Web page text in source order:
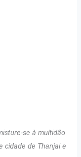
se à multidão
cidade de Thanjai e